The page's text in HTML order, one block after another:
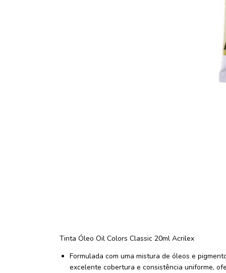
Tinta Óleo Oil Colors Classic 20ml Acrilex
Formulada com uma mistura de óleos e
excelente cobertura e consistência uniforme,